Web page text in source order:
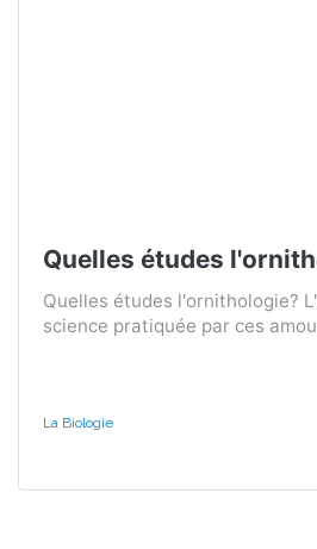
Quelles études
Quelles études l'ornithologie?
science pratiquée par ces
La Biologie